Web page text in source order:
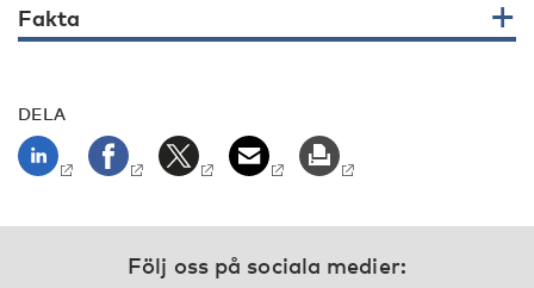
Fakta
DELA
Följ oss på sociala medier: